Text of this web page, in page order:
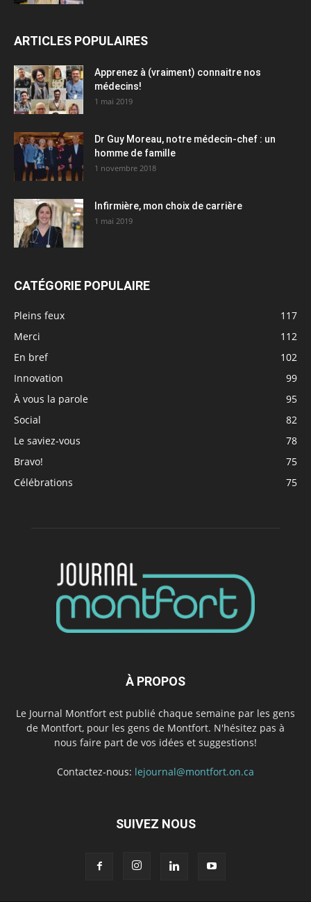
ARTICLES POPULAIRES
Apprenez à (vraiment) connaitre nos
médecins!
1 mai 2019
Dr Guy Moreau, notre médecin-chef : un
homme de famille
1 novembre 2018
Infirmière, mon choix de carrière
1 mai 2019
CATÉGORIE POPULAIRE
Pleins feux
117
Merci
112
En bref
102
Innovation
99
À vous la parole
95
Social
82
Le saviez-vous
78
Bravo!
75
Célébrations
75
À PROPOS
Le Journal Montfort est publié chaque semaine par les gens
de Montfort, pour les gens de Montfort. N'hésitez pas à
nous faire part de vos idées et suggestions!
Contactez-nous: lejournal@montfort.on.ca
SUIVEZ NOUS